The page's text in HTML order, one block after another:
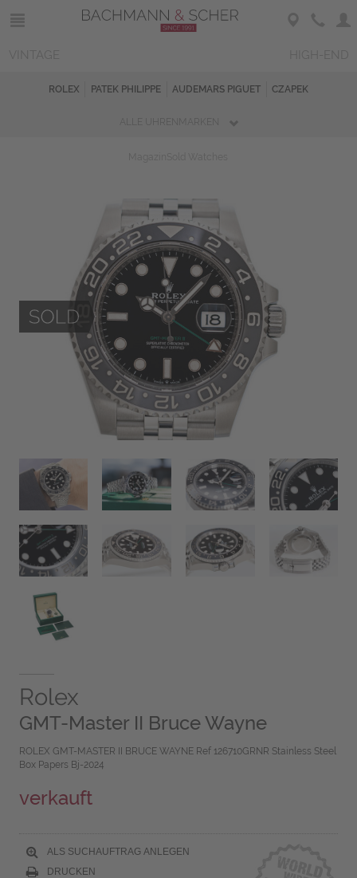
ROLEX PATEK PHILIPPE AUDEMARS PIGUET CZAPEK
Rolex
GMT-Master II Bruce Wayne
ROLEX GMT-MASTER II BRUCE WAYNE Ref 126710GRNR Stainless Steel
Box Papers Bj-2024
verkauft
ALS SUCHAUFTRAG ANLEGEN
DRUCKEN